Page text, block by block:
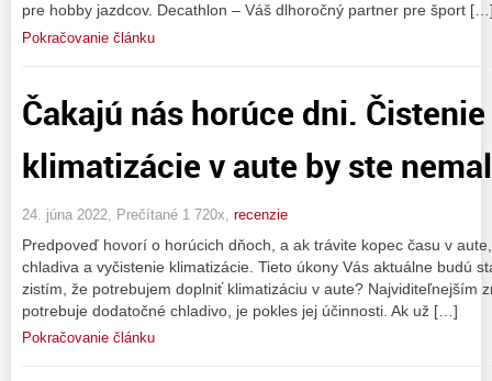
pre hobby jazdcov. Decathlon – Váš dlhoročný partner pre šport
Pokračovanie článku
Čakajú nás horúce dni.
klimatizácie v aute by ste
24. júna 2022, Prečítané 1 720x, recenzie
Predpoveď hovorí o horúcich dňoch, a ak trávite kopec času v
chladiva a vyčistenie klimatizácie. Tieto úkony Vás aktuálne budú
zistím, že potrebujem doplniť klimatizáciu v aute? Najviditeľnejším
potrebuje dodatočné chladivo, je pokles jej účinnosti. Ak už […]
Pokračovanie článku